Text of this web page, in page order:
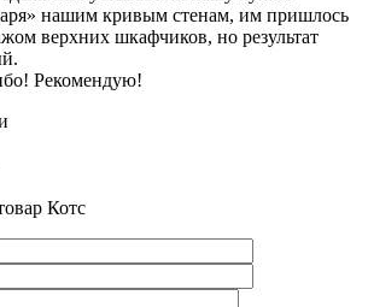
нашим кривым стенам, им пришлось
верхних шкафчиков, но результат
Рекомендую!
Котс